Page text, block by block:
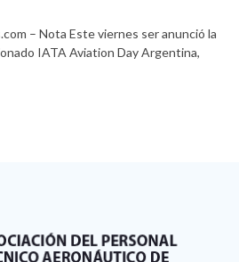
– Nota Este viernes ser anunció la
IATA Aviation Day Argentina,